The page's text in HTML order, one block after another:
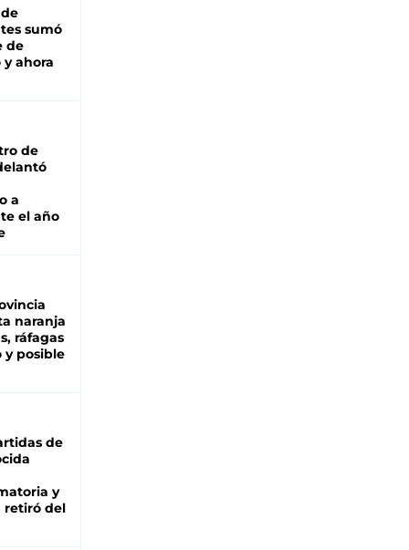
sumó
de
y ahora
de
a
el año
naranja
ráfagas
y posible
de
y
retiró del